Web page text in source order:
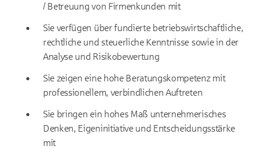
/ Betreuung von Firmenkunden mit
Sie verfügen über fundierte betriebswirtschaftliche,
rechtliche und steuerliche Kenntnisse sowie in der
Analyse und Risikobewertung
Sie zeigen eine hohe Beratungskompetenz mit
professionellem, verbindlichen Auftreten
Sie bringen ein hohes Maß unternehmerisches
Denken, Eigeninitiative und Entscheidungsstärke
mit